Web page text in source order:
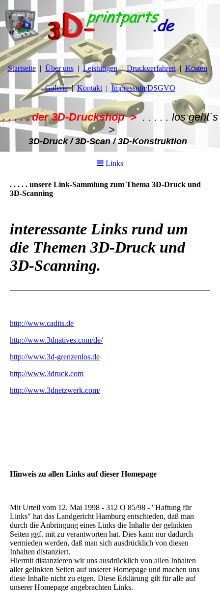
Startseite Über uns Leistungen Druckverfahren Kosten
Galerie Kontakt Impressum/DSGVO
. . . . . der 3D-Druckshop > . . . . . los geht´s
>
3D-Druck / 3D-Scan / 3D-Konstruktion
Links
. . . . . unsere Link-Sammlung zum Thema 3D-Druck und
3D-Scanning
interessante Links rund um
die Themen 3D-Druck und
3D-Scanning.
http://www.cadits.de
http://www.3dnatives.com/de/
http://www.3d-grenzenlos.de
http://www.3druck.com
http://www.3dnetzwerk.com/
Hinweis zu allen Links auf dieser Homepage
Mit Urteil vom 12. Mai 1998 - 312 O 85/98 - "Haftung für
Links" hat das Landgericht Hamburg entschieden, daß man
durch die Anbringung eines Links die Inhalte der gelinkten
Seiten ggf. mit zu verantworten hat. Dies kann nur dadurch
vermieden werden, daß man sich ausdrücklich von diesen
Inhalten distanziert.
Hiermit distanzieren wir uns ausdrücklich von allen Inhalten
aller gelinkten Seiten auf unserer Homepage und machen uns
diese Inhalte nicht zu eigen. Diese Erklärung gilt für alle auf
unserer Homepage angebrachten Links.